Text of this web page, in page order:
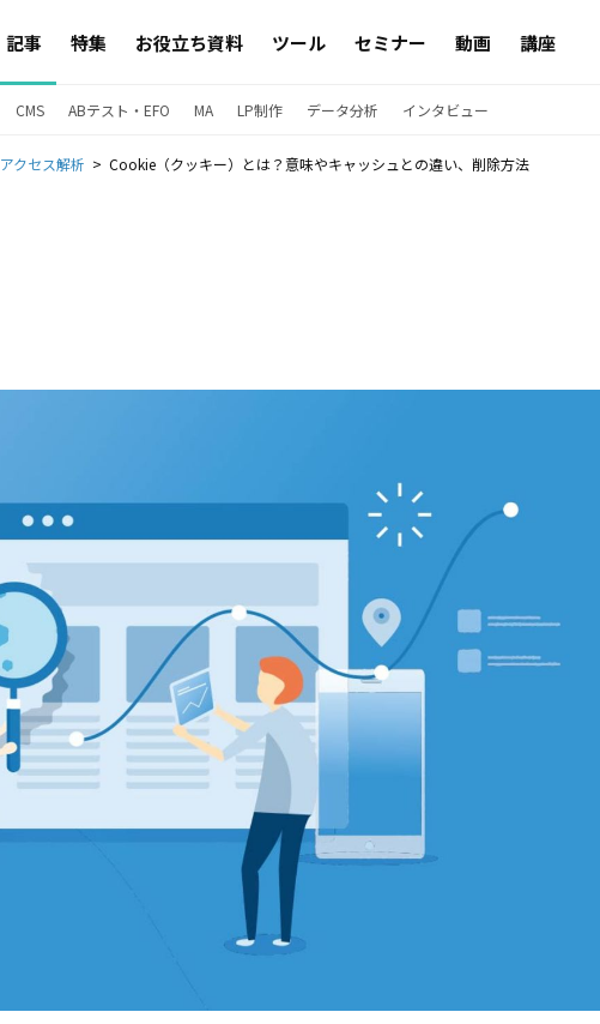
記事 特集 お役立ち資料 ツール セミナー 動画 講座
CMS ABテスト・EFO MA LP制作 データ分析 インタビュー
アクセス解析 Cookie（クッキー）とは？意味やキャッシュとの違い、削除方法